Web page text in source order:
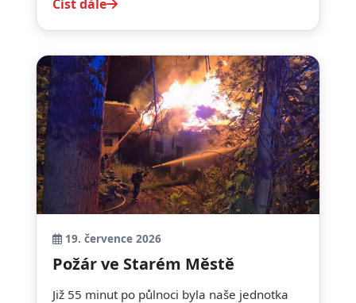
Číst dále
19. července 2026
Požár ve Starém Městě
Již 55 minut po půlnoci byla naše jednotka